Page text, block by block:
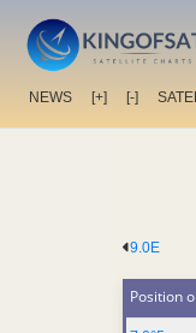
NEWS [+] [-]
9.0E
Position